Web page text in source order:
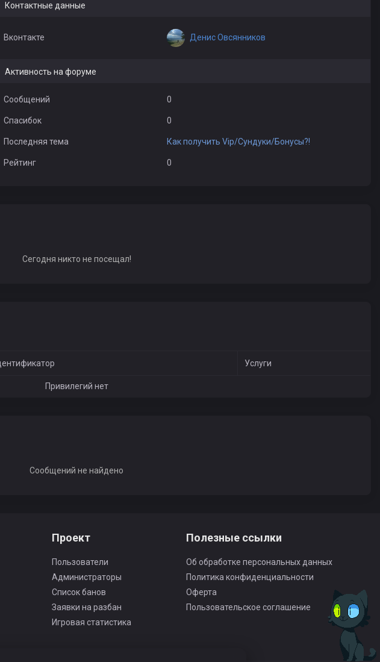
Контактные данные
Вконтакте Денис Овсянников
Активность на форуме
Сообщений 0
Спасибок 0
Последняя тема Как получить Vip/Сундуки/Бонусы?!
Рейтинг 0
Сегодня никто не посещал!
Услуги
Привилегий нет
Сообщений не найдено
Проект
Пользователи
Администраторы
Список банов
Заявки на разбан
Игровая статистика
Полезные ссылки
Об обработке персональных данных
Политика конфиденциальности
Оферта
Пользовательское соглашение